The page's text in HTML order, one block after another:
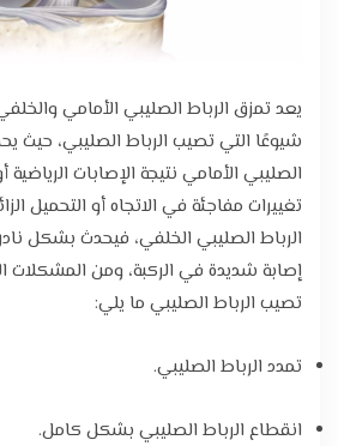
يعد تمزق الرباط الصليبي الأمامي
شيوعًا التي تصيب الرباط الصليبي، حيث
الصليبي الأمامي نتيجة الإصابات
تغييرات مفاجئة في الاتجاه أو التحميل
الرباط الصليبي الخلفي، فيحدث بشكل
إصابة شديدة في الركبة، ومن المشكلات
تصيب الرباط الصليبي ما يلي:
تمدد الرباط الصليبي.
انقطاع الرباط الصليبي بشكل كامل.